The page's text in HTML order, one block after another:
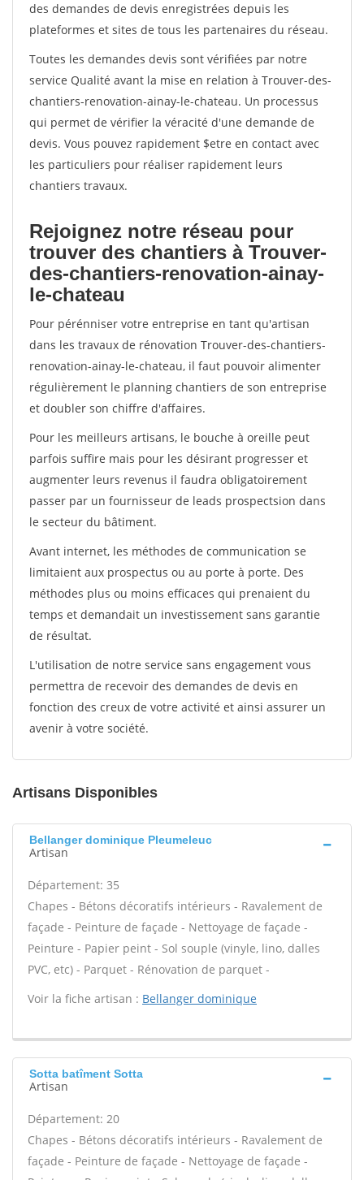
des demandes de devis enregistrées depuis les
plateformes et sites de tous les partenaires du réseau.
Toutes les demandes devis sont vérifiées par notre
service Qualité avant la mise en relation à Trouver-des-
chantiers-renovation-ainay-le-chateau. Un processus
qui permet de vérifier la véracité d'une demande de
devis. Vous pouvez rapidement $etre en contact avec
les particuliers pour réaliser rapidement leurs
chantiers travaux.
Rejoignez notre réseau pour
trouver des chantiers à Trouver-
des-chantiers-renovation-ainay-
le-chateau
Pour pérénniser votre entreprise en tant qu'artisan
dans les travaux de rénovation Trouver-des-chantiers-
renovation-ainay-le-chateau, il faut pouvoir alimenter
régulièrement le planning chantiers de son entreprise
et doubler son chiffre d'affaires.
Pour les meilleurs artisans, le bouche à oreille peut
parfois suffire mais pour les désirant progresser et
augmenter leurs revenus il faudra obligatoirement
passer par un fournisseur de leads prospectsion dans
le secteur du bâtiment.
Avant internet, les méthodes de communication se
limitaient aux prospectus ou au porte à porte. Des
méthodes plus ou moins efficaces qui prenaient du
temps et demandait un investissement sans garantie
de résultat.
L'utilisation de notre service sans engagement vous
permettra de recevoir des demandes de devis en
fonction des creux de votre activité et ainsi assurer un
avenir à votre société.
Artisans Disponibles
Bellanger dominique Pleumeleuc
Artisan
Département: 35
Chapes - Bétons décoratifs intérieurs - Ravalement de
façade - Peinture de façade - Nettoyage de façade -
Peinture - Papier peint - Sol souple (vinyle, lino, dalles
PVC, etc) - Parquet - Rénovation de parquet -
Voir la fiche artisan : Bellanger dominique
Sotta batîment Sotta
Artisan
Département: 20
Chapes - Bétons décoratifs intérieurs - Ravalement de
façade - Peinture de façade - Nettoyage de façade -